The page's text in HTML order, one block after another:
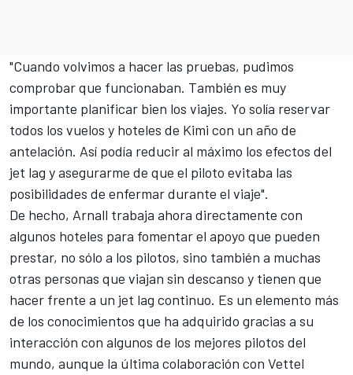
"Cuando volvimos a hacer las pruebas, pudimos
comprobar que funcionaban. También es muy
importante planificar bien los viajes. Yo solía reservar
todos los vuelos y hoteles de Kimi con un año de
antelación. Así podía reducir al máximo los efectos del
jet lag y asegurarme de que el piloto evitaba las
posibilidades de enfermar durante el viaje".
De hecho, Arnall trabaja ahora directamente con
algunos hoteles para fomentar el apoyo que pueden
prestar, no sólo a los pilotos, sino también a muchas
otras personas que viajan sin descanso y tienen que
hacer frente a un jet lag continuo. Es un elemento más
de los conocimientos que ha adquirido gracias a su
interacción con algunos de los mejores pilotos del
mundo, aunque la última colaboración con Vettel